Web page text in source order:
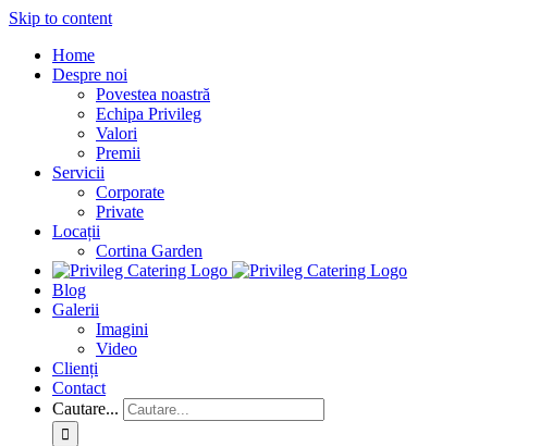
Skip to content
Home
Despre noi
Povestea noastră
Echipa Privileg
Valori
Premii
Servicii
Corporate
Private
Locații
Cortina Garden
Blog
Galerii
Imagini
Video
Clienți
Contact
Cautare...